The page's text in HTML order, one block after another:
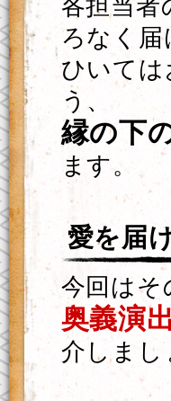
各担当者
ろなく届
ひいて
う、
縁の下
ます。
愛を届
今回はそ
奥義演
介しまし